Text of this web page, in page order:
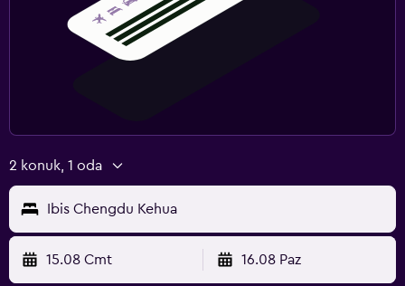
2 konuk, 1 oda
Ibis Chengdu Kehua
15.08 Cmt 16.08 Paz